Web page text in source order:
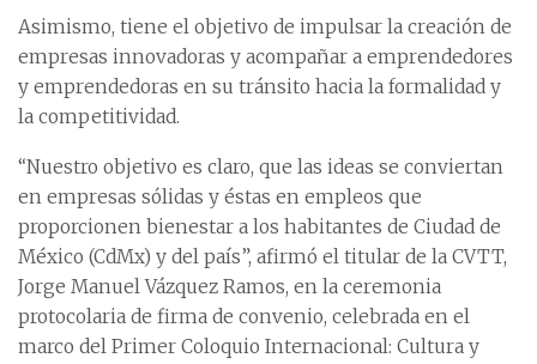
Asimismo, tiene el objetivo de impulsar la creación de
empresas innovadoras y acompañar a emprendedores
y emprendedoras en su tránsito hacia la formalidad y
la competitividad.
“Nuestro objetivo es claro, que las ideas se conviertan
en empresas sólidas y éstas en empleos que
proporcionen bienestar a los habitantes de Ciudad de
México (CdMx) y del país”, afirmó el titular de la CVTT,
Jorge Manuel Vázquez Ramos, en la ceremonia
protocolaria de firma de convenio, celebrada en el
marco del Primer Coloquio Internacional: Cultura y